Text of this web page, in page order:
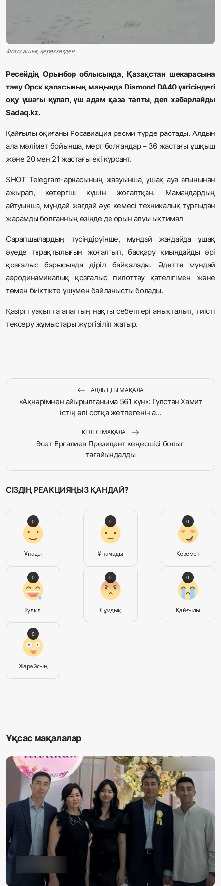
Қоғам
Спорт
Әлем
Журналистік зерттеу
Қазақ тілі
Фото: ашық дереккөзден
Ресейдің Орынбор облысында, Қазақстан шекарасына
таяу Орск қаласының маңында Diamond DA40 үлгісіндегі
оқу ұшағы құлап, үш адам қаза тапты, деп хабарлайды
Sadaq.kz.
Қайғылы оқиғаны Росавиация ресми түрде растады. Алдын
ала мәлімет бойынша, мерт болғандар – 36 жастағы ұшқыш
және 20 мен 21 жастағы екі курсант.
SHOT Telegram-арнасының жазуынша, ұшақ ауа ағынынан
ажырап, көтергіш күшін жоғалтқан. Мамандардың
айтуынша, мұндай жағдай әуе кемесі техникалық тұрғыдан
жарамды болғанның өзінде де орын алуы ықтимал.
Сарапшылардың түсіндіруінше, мұндай жағдайда ұшақ
әуеде тұрақтылығын жоғалтып, басқару қиындайды әрі
қозғалыс барысында діріл байқалады. Әдетте мұндай
аэродинамикалық қозғалыс пилоттау қателігімен және
төмен биіктікте ұшумен байланысты болады.
Қазіргі уақытта апаттың нақты себептері анықталып, тиісті
тексеру жұмыстары жүргізіліп жатыр.
АЛДЫҢҒЫ МАҚАЛА
«Ақнәрімнен айырылғаныма 561 күн»: Гүлстан Хамит
істің әлі сотқа жетпегенін а...
КЕЛЕСІ МАҚАЛА
Әсет Ерғалиев Президент кеңесшісі болып
тағайындалды
СІЗДІҢ РЕАКЦИЯҢЫЗ ҚАНДАЙ?
Ұнады
0
Ұнамады
0
Керемет
0
Күлкілі
0
Сұмдық
0
Қайғылы
0
Жарайсың
0
Ұқсас мақалалар